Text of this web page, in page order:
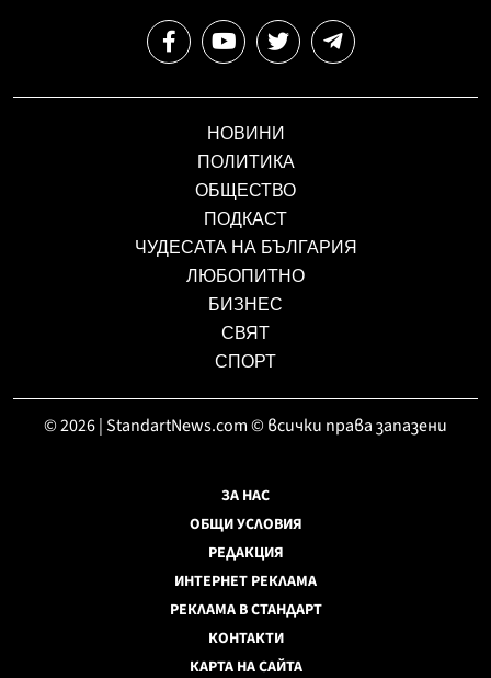
НОВИНИ
ПОЛИТИКА
ОБЩЕСТВО
ПОДКАСТ
ЧУДЕСАТА НА БЪЛГАРИЯ
ЛЮБОПИТНО
БИЗНЕС
СВЯТ
СПОРТ
© 2026 | StandartNews.com © всички права запазени
ЗА НАС
ОБЩИ УСЛОВИЯ
РЕДАКЦИЯ
ИНТЕРНЕТ РЕКЛАМА
РЕКЛАМА В СТАНДАРТ
КОНТАКТИ
КАРТА НА САЙТА